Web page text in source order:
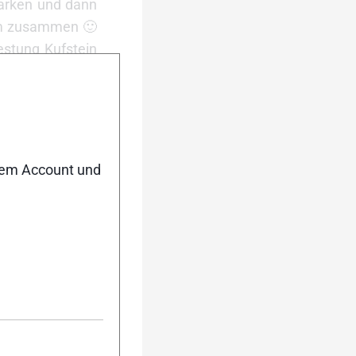
und dann
zusammen 🙂
Kufstein
meist ganz
und v.a.
am Wave
erste Abfahrt
– Radweg
www.gps-
Account und